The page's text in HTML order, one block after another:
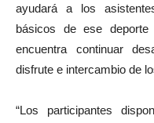
ayudará a los
básicos de ese
encuentra continuar
disfrute e intercambio de
“Los participantes